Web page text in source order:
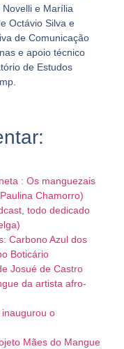
e Marília
Octávio Silva e
de Comunicação
e apoio técnico
de Estudos
: Os manguezais
Chamorro)
todo dedicado
Carbono Azul dos
Boticário
Josué de Castro
da artista afro-
inaugurou o
Mães do Mangue